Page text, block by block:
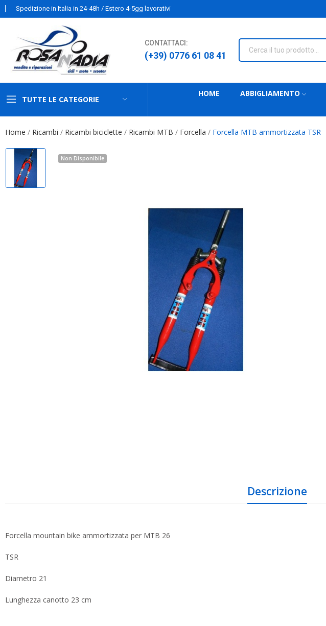
Spedizione in Italia in 24-48h / Estero 4-5gg lavorativi
CONTATTACI:
(+39) 0776 61 08 41
TUTTE LE CATEGORIE
HOME ABBIGLIAMENTO
Home Ricambi Ricambi biciclette Ricambi MTB Forcella Forcella MTB ammortizzata TSR
Non Disponibile
Descrizione
Forcella mountain bike ammortizzata per MTB 26
TSR
Diametro 21
Lunghezza canotto 23 cm